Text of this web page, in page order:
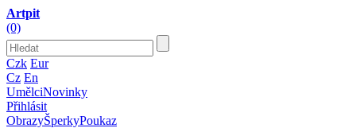
Artpit
(0)
Czk Eur
Cz En
UmělciNovinky
Přihlásit
ObrazyŠperkyPoukaz